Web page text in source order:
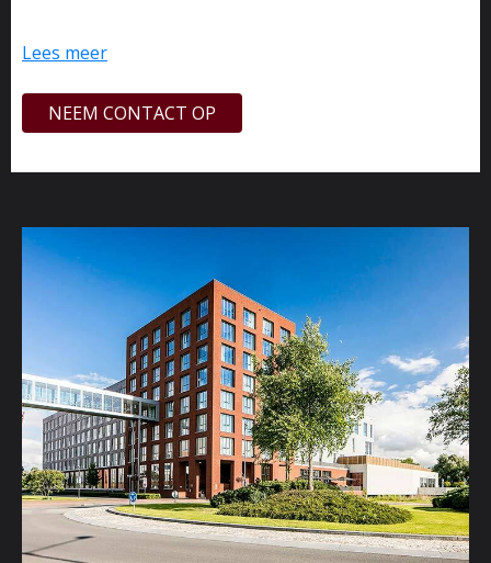
aan niets ontbreekt. Een viering combineren met
mogelijkheden. Groepen tot 8 personen kunnen
eenvoudig online reserveren; voor grotere
gezelschappen bespreken we graag persoonlijk de
Dus waar wacht u nog op? De bubbels zijn koud, de
sfeer is top en gezelligheid gegarandeerd!
Lees meer
NEEM CONTACT OP